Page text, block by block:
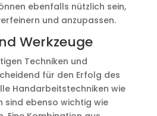
ebenfalls nützlich sein,
und anzupassen.
Werkzeuge
Techniken und
für den Erfolg des
Handarbeitstechniken wie
sind ebenso wichtig wie